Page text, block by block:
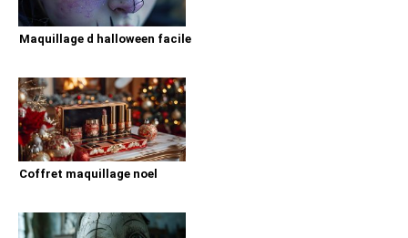
Maquillage d halloween facile
Coffret maquillage noel